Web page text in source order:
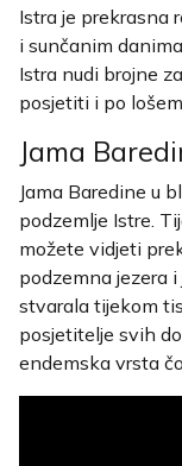
Istra je prekrasna
i sunčanim
Istra nudi brojne
posjetiti i po
Jama
Jama Baredine u
podzemlje Istre.
možete vidjeti
podzemna jezera
stvarala tijekom
posjetitelje svih
endemska vrsta